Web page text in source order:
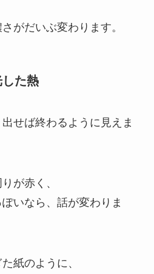
がだいぶ変わります。
た熱
せば終わるように見えま
が赤く、
いなら、話が変わりま
紙のように、